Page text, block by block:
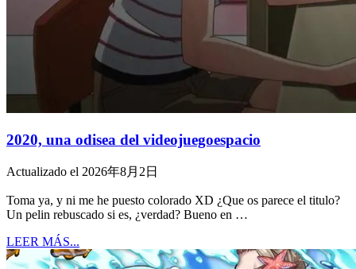
2020, una odisea del videojuegoespacio
Actualizado el 2026年8月2日
Toma ya, y ni me he puesto colorado XD ¿Que os parece el titulo?
Un pelin rebuscado si es, ¿verdad? Bueno en …
LEER MÁS...